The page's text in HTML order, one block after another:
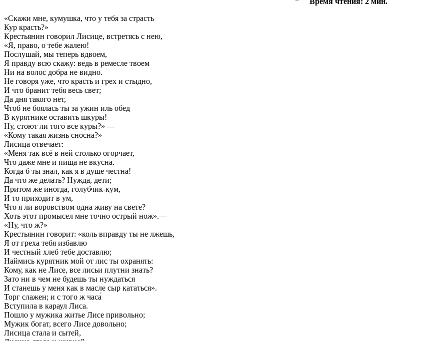
«Скажи мне, кумушка, что у тебя за страсть
Кур красть?»
Крестьянин говорил Лисице, встретясь с нею,
«Я, право, о тебе жалею!
Послушай, мы теперь вдвоем,
Я правду всю скажу: ведь в ремесле твоем
Ни на волос добра не видно.
Не говоря уже, что красть и грех и стыдно,
И что бранит тебя весь свет;
Да дня такого нет,
Чтоб не боялась ты за ужин иль обед
В курятнике оставить шкуры!
Ну, стоют ли того все куры?» —
«Кому такая жизнь сносна?»
Лисица отвечает:
«Меня так всё в ней столько огорчает,
Что даже мне и пища не вкусна.
Когда б ты знал, как я в душе честна!
Да что же делать? Нужда, дети;
Притом же иногда, голубчик-кум,
И то приходит в ум,
Что я ли воровством одна живу на свете?
Хоть этот промысел мне точно острый нож».—
«Ну, что ж?»
Крестьянин говорит: «коль вправду ты не лжешь,
Я от греха тебя избавлю
И честный хлеб тебе доставлю;
Наймись курятник мой от лис ты охранять:
Кому, как не Лисе, все лисьи плутни знать?
Зато ни в чем не будешь ты нуждаться
И станешь у меня как в масле сыр кататься».
Торг слажен; и с того ж часа́
Вступила в караул Лиса.
Пошло у мужика житье Лисе привольно;
Мужик богат, всего Лисе довольно;
Лисица стала и сытей,